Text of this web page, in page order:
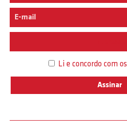
Li e concordo com os